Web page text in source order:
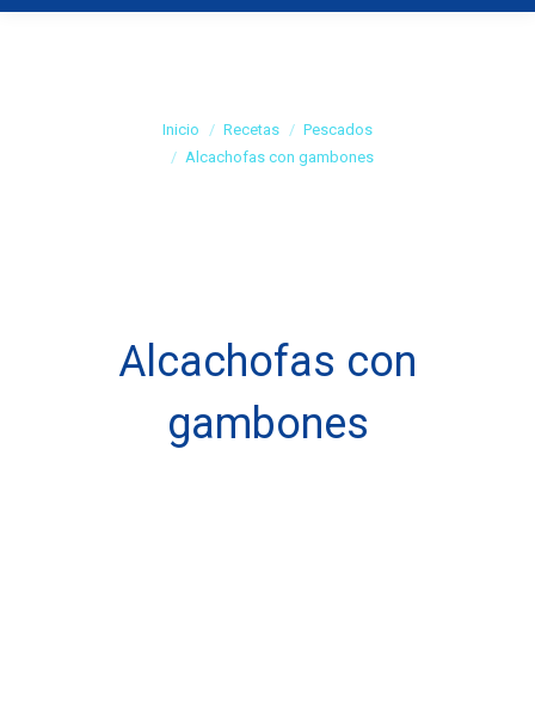
Inicio Recetas
Pescados
Alcachofas con gambones
Alcachofas con
gambones